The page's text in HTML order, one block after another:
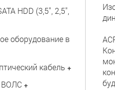
HDD (3,5", 2,5",
оборудование в
кабель +
ВОЛС +